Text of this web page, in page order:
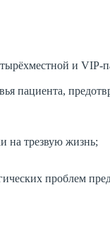
и VIP-
пациента,
на трезвую жизнь;
проблем